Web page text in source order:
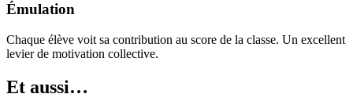
Émulation
Chaque élève voit sa contribution au score de la classe. Un excellent
levier de motivation collective.
Et aussi…